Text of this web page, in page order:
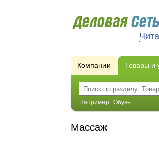
Чита
Компании Товары и
Например: Обувь
Массаж